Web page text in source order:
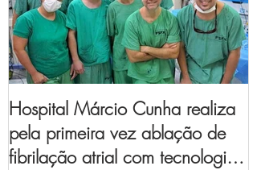
Hospital Márcio Cunha realiza
pela primeira vez ablação de
fibrilação atrial com tecnologia